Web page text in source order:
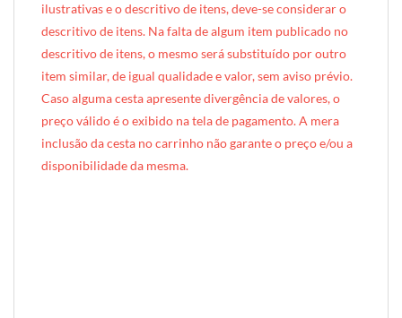
ilustrativas e o descritivo de itens, deve-se considerar o
descritivo de itens. Na falta de algum item publicado no
descritivo de itens, o mesmo será substituído por outro
item similar, de igual qualidade e valor, sem aviso prévio.
Caso alguma cesta apresente divergência de valores, o
preço válido é o exibido na tela de pagamento. A mera
inclusão da cesta no carrinho não garante o preço e/ou a
disponibilidade da mesma.